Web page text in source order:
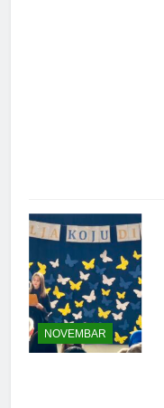
NOVEMBAR